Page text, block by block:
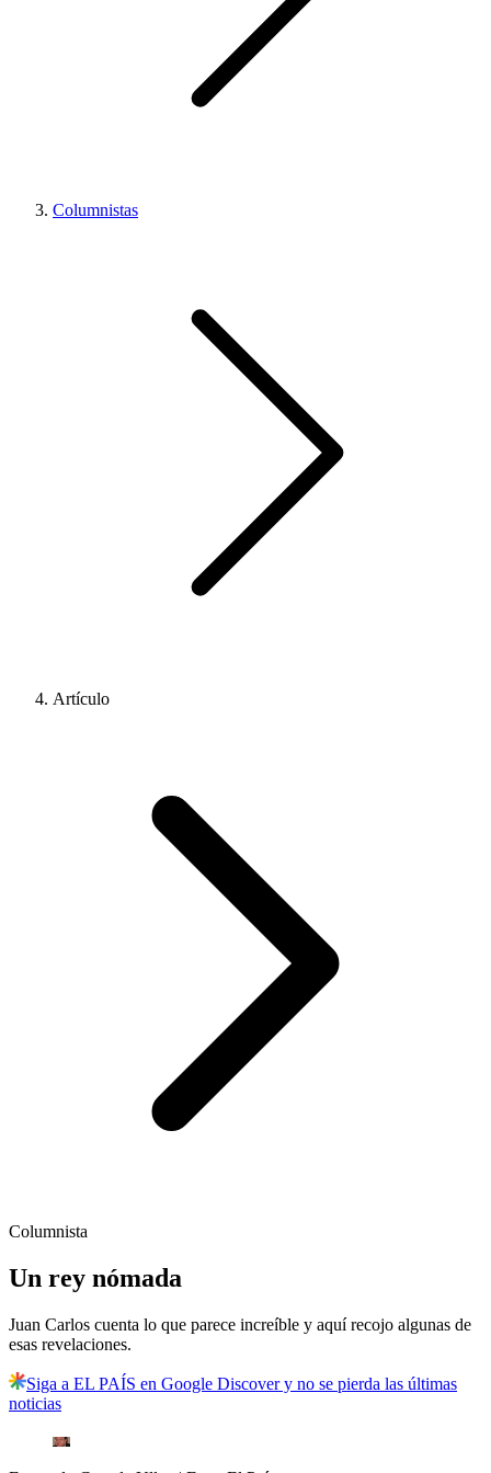
Columnistas
Artículo
Columnista
Un rey nómada
Juan Carlos cuenta lo que parece increíble y aquí recojo algunas de
esas revelaciones.
Siga a EL PAÍS en Google Discover y no se pierda las últimas
noticias